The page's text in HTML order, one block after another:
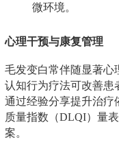
微环境。
心理干预与康复管理
毛发变白常伴随显著心
认知行为疗法可改善患
通过经验分享提升治疗
质量指数（DLQI）量
案。